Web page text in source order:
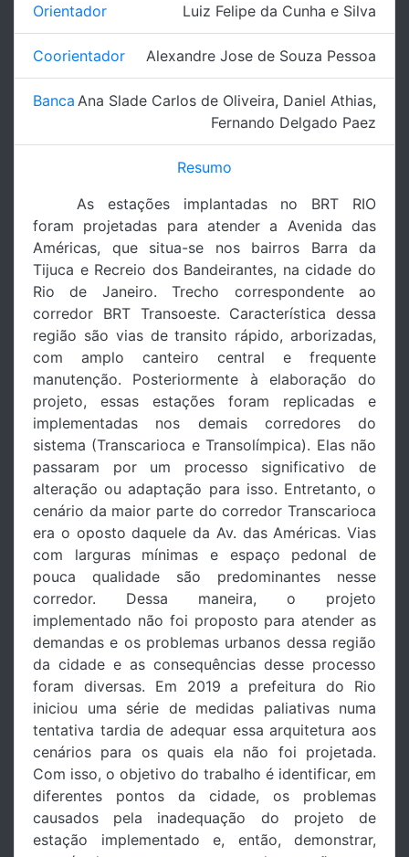
Orientador Luiz Felipe da Cunha e Silva
Coorientador Alexandre Jose de Souza Pessoa
Banca Ana Slade Carlos de Oliveira, Daniel Athias,
Fernando Delgado Paez
Resumo
As estações implantadas no BRT RIO
foram projetadas para atender a Avenida das
Américas, que situa-se nos bairros Barra da
Tijuca e Recreio dos Bandeirantes, na cidade do
Rio de Janeiro. Trecho correspondente ao
corredor BRT Transoeste. Característica dessa
região são vias de transito rápido, arborizadas,
com amplo canteiro central e frequente
manutenção. Posteriormente à elaboração do
projeto, essas estações foram replicadas e
implementadas nos demais corredores do
sistema (Transcarioca e Transolímpica). Elas não
passaram por um processo significativo de
alteração ou adaptação para isso. Entretanto, o
cenário da maior parte do corredor Transcarioca
era o oposto daquele da Av. das Américas. Vias
com larguras mínimas e espaço pedonal de
pouca qualidade são predominantes nesse
corredor. Dessa maneira, o projeto
implementado não foi proposto para atender as
demandas e os problemas urbanos dessa região
da cidade e as consequências desse processo
foram diversas. Em 2019 a prefeitura do Rio
iniciou uma série de medidas paliativas numa
tentativa tardia de adequar essa arquitetura aos
cenários para os quais ela não foi projetada.
Com isso, o objetivo do trabalho é identificar, em
diferentes pontos da cidade, os problemas
causados pela inadequação do projeto de
estação implementado e, então, demonstrar,